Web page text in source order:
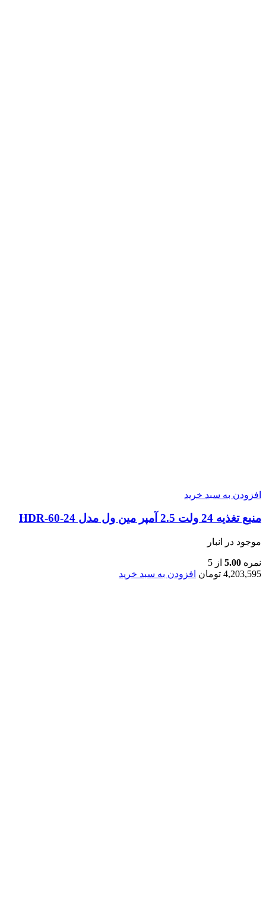
افزودن به سبد خرید
منبع تغذیه 24 ولت 2.5 آمپر مین ول مدل HDR-60-24
موجود در انبار
نمره 5.00 از 5
4,203,595 تومان افزودن به سبد خرید